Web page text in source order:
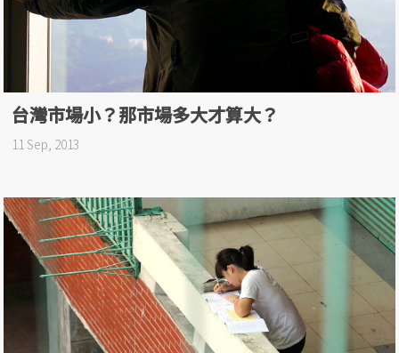
台灣市場小？那市場多大才算大？
11 Sep, 2013